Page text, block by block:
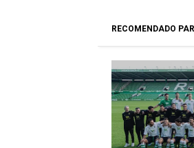
RECOMENDADO